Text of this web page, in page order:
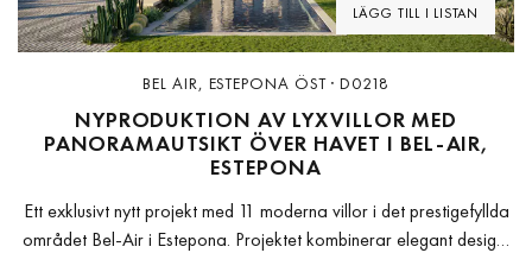
LÄGG TILL I LISTAN
BEL AIR, ESTEPONA ÖST · D0218
NYPRODUKTION AV LYXVILLOR MED
PANORAMAUTSIKT ÖVER HAVET I BEL-AIR,
ESTEPONA
Ett exklusivt nytt projekt med 11 moderna villor i det prestigefyllda
området Bel-Air i Estepona. Projektet kombinerar elegant design,